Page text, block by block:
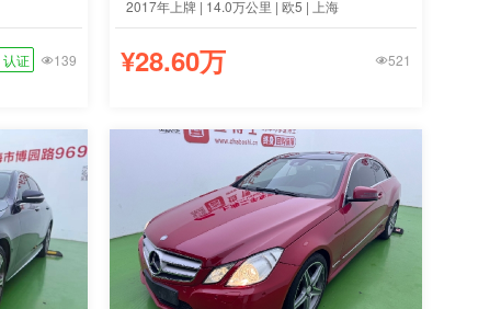
认证 139
2017年上牌 | 14.0万公里 | 欧5 | 上海
¥28.60万 521